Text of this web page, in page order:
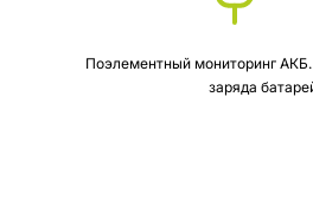
Поэлементный мониторинг
заряда